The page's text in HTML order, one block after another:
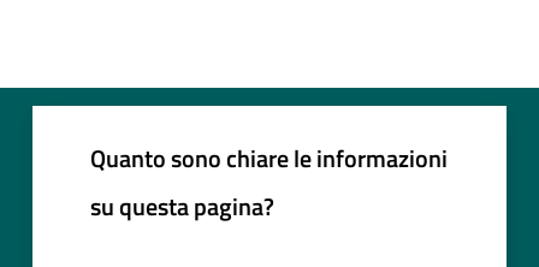
Quanto sono chiare le informazioni
su questa pagina?